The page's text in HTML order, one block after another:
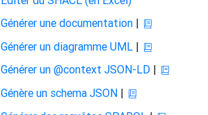
Générer une documentation|
Générer un diagramme UML|
Générer un @context JSON-LD|
Génère un schema JSON|